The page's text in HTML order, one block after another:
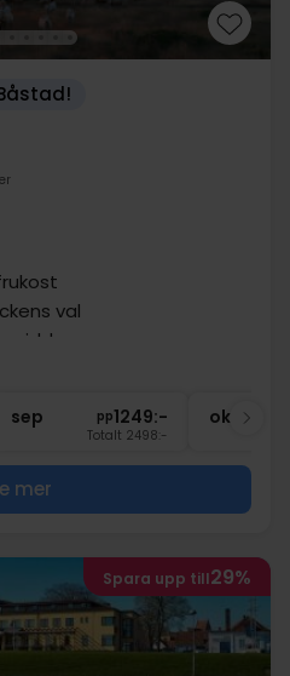
val
bastu
sep pp1249:-
Totalt 2498:-
okt
mer
Spara upp till29%